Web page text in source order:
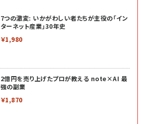
7つの激変: いかがわしい者たちが主役の「イン
ターネット産業」30年史
￥1,980
2億円を売り上げたプロが教える note×AI 最
強の副業
￥1,870